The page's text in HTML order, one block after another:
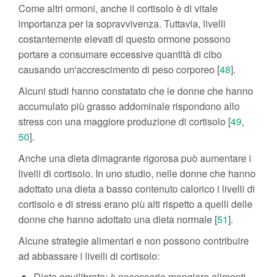
Come altri ormoni, anche il cortisolo è di vitale
importanza per la sopravvivenza. Tuttavia, livelli
costantemente elevati di questo ormone possono
portare a consumare eccessive quantità di cibo
causando un'accrescimento di peso corporeo [48].
Alcuni studi hanno constatato che le donne che hanno
accumulato più grasso addominale rispondono allo
stress con una maggiore produzione di cortisolo [49,
50].
Anche una dieta dimagrante rigorosa può aumentare i
livelli di cortisolo. In uno studio, nelle donne che hanno
adottato una dieta a basso contenuto calorico i livelli di
cortisolo e di stress erano più alti rispetto a quelli delle
donne che hanno adottato una dieta normale [51].
Alcune strategie alimentari e non possono contribuire
ad abbassare i livelli di cortisolo: